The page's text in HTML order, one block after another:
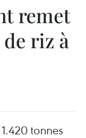
remet
de riz à
tonnes